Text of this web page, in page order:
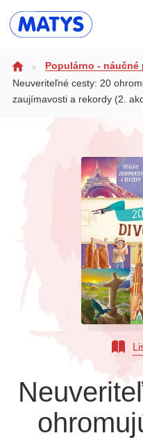
Populárno - náučné pre
Výchova a pedagogika
Populárno - náučné
Neuveriteľné cesty: 20
zaujímavosti a rekordy (2.